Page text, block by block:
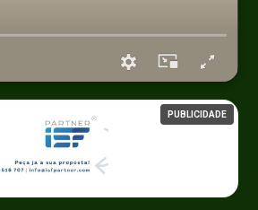
PUBLICIDADE